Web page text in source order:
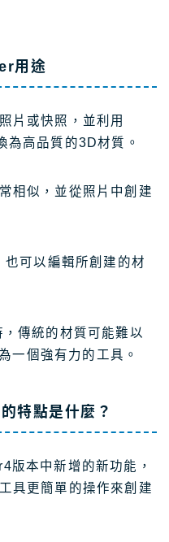
用途
片或快照，並利用
高品質的3D材質。
相似，並從照片中創建
可以編輯所創建的材
傳統的材質可能難以
一個強有力的工具。
特點是什麼？
本中新增的新功能，
具更簡單的操作來創建